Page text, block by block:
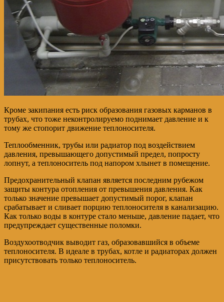
Кроме закипания есть риск образования газовых карманов в
трубах, что тоже неконтролируемо поднимает давление и к
тому же стопорит движение теплоносителя.
Теплообменник, трубы или радиатор под воздействием
давления, превышающего допустимый предел, попросту
лопнут, а теплоноситель под напором хлынет в помещение.
Предохранительный клапан является последним рубежом
защиты контура отопления от превышения давления. Как
только значение превышает допустимый порог, клапан
срабатывает и сливает порцию теплоносителя в канализацию.
Как только воды в контуре стало меньше, давление падает, что
предупреждает существенные поломки.
Воздухоотводчик выводит газ, образовавшийся в объеме
теплоносителя. В идеале в трубах, котле и радиаторах должен
присутствовать только теплоноситель.